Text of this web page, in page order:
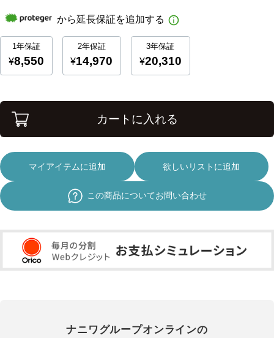
カートに入れる
マイアイテムに追加 欲しいリストに追加
この商品についてお問い合わせ
ナニワグループオンラインの